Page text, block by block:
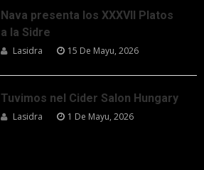
Nava presenta los XXXVII Platos
a la Sidre
Lasidra 15 De Mayu, 2026
Tuvimos nel Cider Salon Hungary
Lasidra 1 De Mayu, 2026